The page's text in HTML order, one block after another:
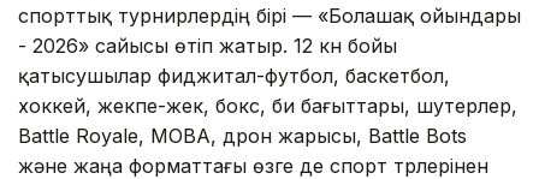
спорттық турнирлердің бірі — «Болашақ ойындары
- 2026» сайысы өтіп жатыр. 12 күн бойы
қатысушылар фиджитал-футбол, баскетбол,
хоккей, жекпе-жек, бокс, би бағыттары, шутерлер,
Battle Royale, MOBA, дрон жарысы, Battle Bots
және жаңа форматтағы өзге де спорт түрлерінен